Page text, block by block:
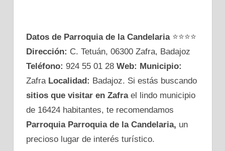
Datos de Parroquia de la Candelaria⭐⭐⭐⭐
Dirección: C. Tetuán, 06300 Zafra, Badajoz
Teléfono: 924 55 01 28 Web: Municipio:
Zafra Localidad: Badajoz. Si estás buscando
sitios que visitar en Zafrael lindo municipio
de 16424 habitantes, te recomendamos
Parroquia Parroquia de la Candelaria, un
precioso lugar de interés turístico.